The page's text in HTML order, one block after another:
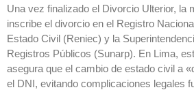
Una vez finalizado el Divorcio Ulterior, la
inscribe el divorcio en el Registro
Estado Civil (Reniec) y la
Registros Públicos (Sunarp). En Lima,
asegura que el cambio de estado civil a
el DNI, evitando complicaciones legales